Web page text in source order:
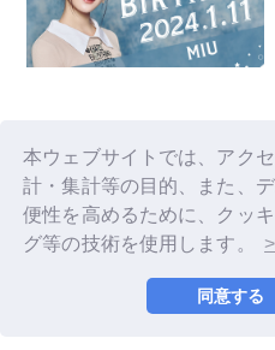
本ウェブサイトでは、アク
計・集計等の目的、また、
便性を高めるために、クッ
グ等の技術を使用します。
同意する